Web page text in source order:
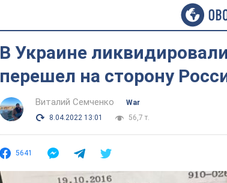
В Украине
перешел на сторону
Виталий Семченко
War
8.04.2022 13:01
56,7 т.
5641